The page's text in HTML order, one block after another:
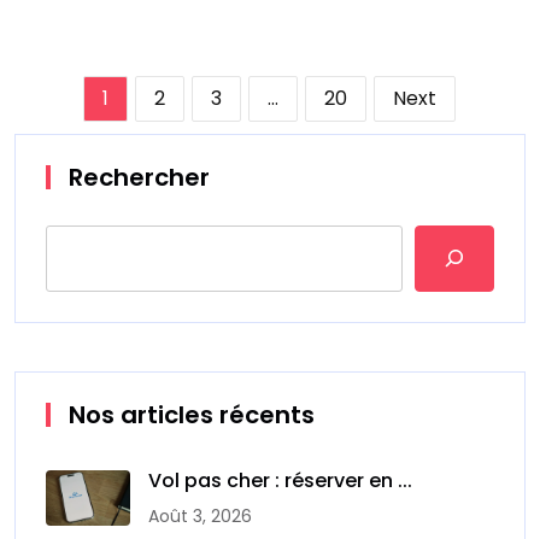
Pagination
des
publications
1 2 3 … 20 Next
Rechercher
Nos articles récents
Vol pas cher : réserver en ...
Août 3, 2026